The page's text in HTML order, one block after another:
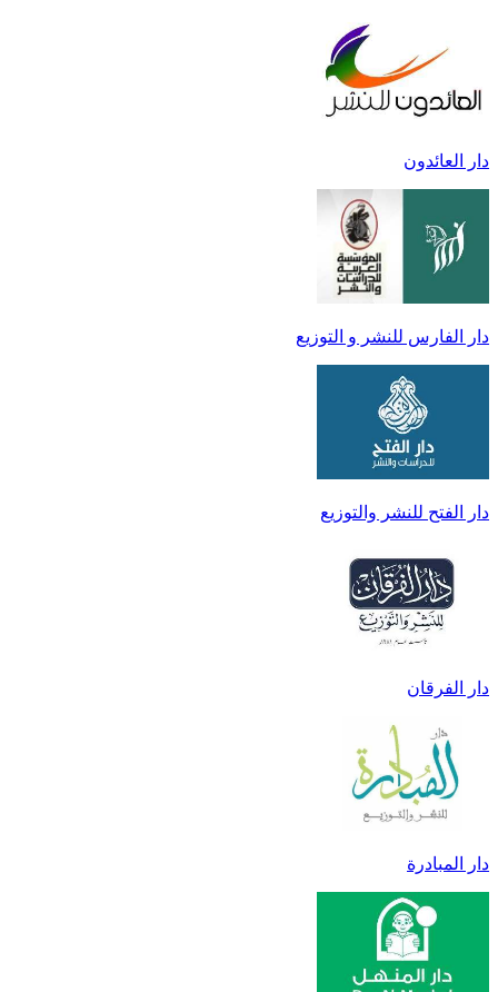
دار العائدون
دار الفارس للنشر و التوزيع
دار الفتح للنشر والتوزيع
دار الفرقان
دار المبادرة